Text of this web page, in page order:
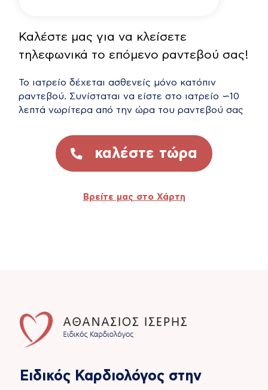
Καλέστε μας για να κλείσετε
τηλεφωνικά το επόμενο ραντεβού σας!
Το ιατρείο δέχεται ασθενείς μόνο κατόπιν
ραντεβού. Συνίσταται να είστε στο ιατρείο ∽10
λεπτά νωρίτερα από την ώρα του ραντεβού σας
καλέστε τώρα
Βρείτε μας στο Χάρτη
Ειδικός Καρδιολόγος στην